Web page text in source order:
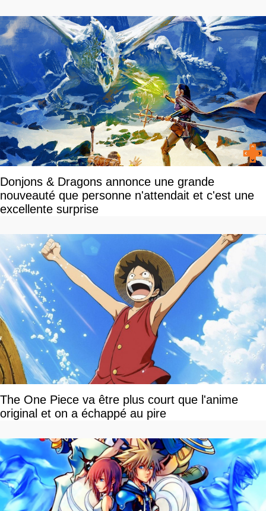
Donjons & Dragons annonce une grande
nouveauté que personne n'attendait et c'est une
excellente surprise
The One Piece va être plus court que l'anime
original et on a échappé au pire